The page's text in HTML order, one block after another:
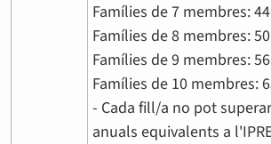
Famílies de 7 membres:
Famílies de 8 membres:
Famílies de 9 membres:
Famílies de 10 membres:
- Cada fill/a no pot
anuals equivalents a